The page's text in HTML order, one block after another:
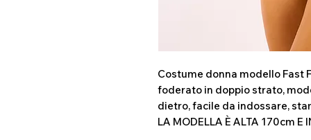
Costume donna modello Fast
foderato in doppio strato,
dietro, facile da indossare,
LA MODELLA È ALTA 170cm E